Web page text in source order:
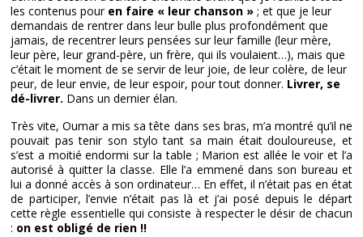
les contenus pouren faire « leur chanson » ; et que je leur
demandais de rentrer dans leur bulle plus profondément que
jamais, de recentrer leurs pensées sur leur famille (leur mère,
leur père, leur grand-père, un frère, qui ils voulaient…), mais que
c’était le moment de se servir de leur joie, de leur colère, de leur
peur, de leur envie, de leur espoir, pour tout donner. Livrer, se
dé-livrer. Dans un dernier élan.
Très vite, Oumar a mis sa tête dans ses bras, m’a montré qu’il ne
pouvait pas tenir son stylo tant sa main était douloureuse, et
s’est a moitié endormi sur la table ; Marion est allée le voir et l’a
autorisé à quitter la classe. Elle l’a emmené dans son bureau et
lui a donné accès à son ordinateur… En effet, il n’était pas en état
de participer, l’envie n’était pas là et j’ai posé depuis le départ
cette règle essentielle qui consiste à respecter le désir de chacun
: on est obligé de rien !!